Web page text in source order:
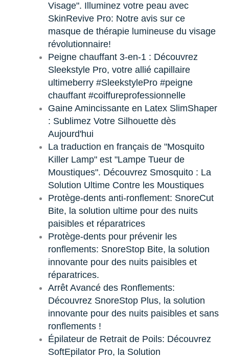
Visage". Illuminez votre peau avec
SkinRevive Pro: Notre avis sur ce
masque de thérapie lumineuse du visage
révolutionnaire!
Peigne chauffant 3-en-1 : Découvrez
Sleekstyle Pro, votre allié capillaire
ultimeberry #SleekstylePro #peigne
chauffant #coiffureprofessionnelle
Gaine Amincissante en Latex SlimShaper
: Sublimez Votre Silhouette dès
Aujourd'hui
La traduction en français de "Mosquito
Killer Lamp" est "Lampe Tueur de
Moustiques". Découvrez Smosquito : La
Solution Ultime Contre les Moustiques
Protège-dents anti-ronflement: SnoreCut
Bite, la solution ultime pour des nuits
paisibles et réparatrices
Protège-dents pour prévenir les
ronflements: SnoreStop Bite, la solution
innovante pour des nuits paisibles et
réparatrices.
Arrêt Avancé des Ronflements:
Découvrez SnoreStop Plus, la solution
innovante pour des nuits paisibles et sans
ronflements !
Épilateur de Retrait de Poils: Découvrez
SoftEpilator Pro, la Solution